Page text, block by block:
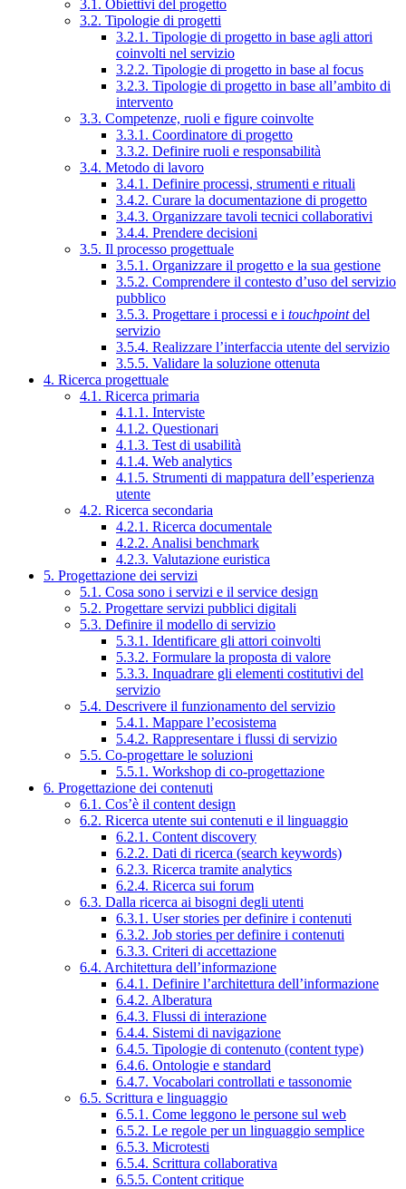
3.1. Obiettivi del progetto
3.2. Tipologie di progetti
3.2.1. Tipologie di progetto in base agli attori
coinvolti nel servizio
3.2.2. Tipologie di progetto in base al focus
3.2.3. Tipologie di progetto in base all’ambito di
intervento
3.3. Competenze, ruoli e figure coinvolte
3.3.1. Coordinatore di progetto
3.3.2. Definire ruoli e responsabilità
3.4. Metodo di lavoro
3.4.1. Definire processi, strumenti e rituali
3.4.2. Curare la documentazione di progetto
3.4.3. Organizzare tavoli tecnici collaborativi
3.4.4. Prendere decisioni
3.5. Il processo progettuale
3.5.1. Organizzare il progetto e la sua gestione
3.5.2. Comprendere il contesto d’uso del servizio
pubblico
3.5.3. Progettare i processi e i touchpointdel
servizio
3.5.4. Realizzare l’interfaccia utente del servizio
3.5.5. Validare la soluzione ottenuta
4. Ricerca progettuale
4.1. Ricerca primaria
4.1.1. Interviste
4.1.2. Questionari
4.1.3. Test di usabilità
4.1.4. Web analytics
4.1.5. Strumenti di mappatura dell’esperienza
utente
4.2. Ricerca secondaria
4.2.1. Ricerca documentale
4.2.2. Analisi benchmark
4.2.3. Valutazione euristica
5. Progettazione dei servizi
5.1. Cosa sono i servizi e il service design
5.2. Progettare servizi pubblici digitali
5.3. Definire il modello di servizio
5.3.1. Identificare gli attori coinvolti
5.3.2. Formulare la proposta di valore
5.3.3. Inquadrare gli elementi costitutivi del
servizio
5.4. Descrivere il funzionamento del servizio
5.4.1. Mappare l’ecosistema
5.4.2. Rappresentare i flussi di servizio
5.5. Co-progettare le soluzioni
5.5.1. Workshop di co-progettazione
6. Progettazione dei contenuti
6.1. Cos’è il content design
6.2. Ricerca utente sui contenuti e il linguaggio
6.2.1. Content discovery
6.2.2. Dati di ricerca (search keywords)
6.2.3. Ricerca tramite analytics
6.2.4. Ricerca sui forum
6.3. Dalla ricerca ai bisogni degli utenti
6.3.1. User stories per definire i contenuti
6.3.2. Job stories per definire i contenuti
6.3.3. Criteri di accettazione
6.4. Architettura dell’informazione
6.4.1. Definire l’architettura dell’informazione
6.4.2. Alberatura
6.4.3. Flussi di interazione
6.4.4. Sistemi di navigazione
6.4.5. Tipologie di contenuto (content type)
6.4.6. Ontologie e standard
6.4.7. Vocabolari controllati e tassonomie
6.5. Scrittura e linguaggio
6.5.1. Come leggono le persone sul web
6.5.2. Le regole per un linguaggio semplice
6.5.3. Microtesti
6.5.4. Scrittura collaborativa
6.5.5. Content critique